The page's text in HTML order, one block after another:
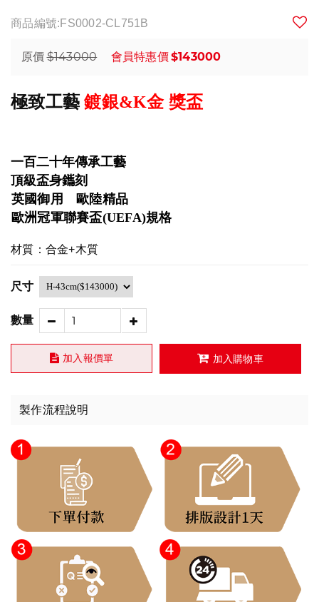
商品編號:FS0002-CL751B
原價 $143000 會員特惠價$143000
極致工藝鍍銀&K金 獎盃
一百二十年傳承工藝
頂級盃身鑴刻
英國御用 歐陸精品
歐洲冠軍聯賽盃(UEFA)規格
材質：合金+木質
尺寸
數量
加入報價單 加入購物車
製作流程說明